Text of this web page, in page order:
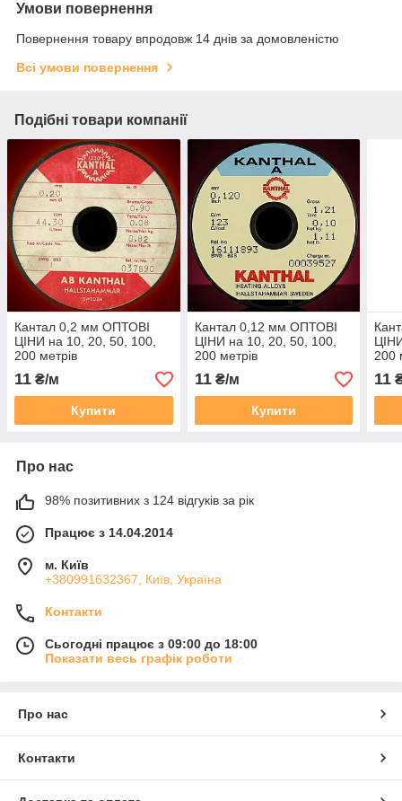
Умови повернення
Повернення товару впродовж 14 днів за домовленістю
Всі умови повернення
Подібні товари компанії
Кантал 0,2 мм ОПТОВІ
ЦІНИ на 10, 20, 50, 100,
200 метрів
11 ₴/м
Купити
Кантал 0,12 мм ОПТОВІ
ЦІНИ на 10, 20, 50, 100,
200 метрів
11₴/м
Купити
200
11
Про нас
98% позитивних з 124 відгуків за рік
Працює з 14.04.2014
м. Київ
+380991632367, Київ, Україна
Контакти
Сьогодні працює з 09:00 до 18:00
Показати весь графік роботи
Про нас
Контакти